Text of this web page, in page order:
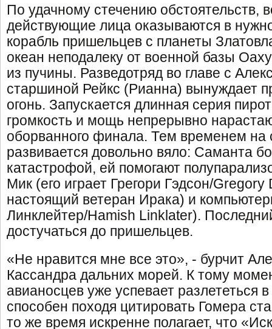
По удачному стечению обстоятельств,
действующие лица оказываются в
корабль пришельцев с планеты
океан неподалеку от военной базы
из пучины. Разведотряд во главе с
старшиной Рейкс (Рианна) вынуждает
огонь. Запускается длинная серия
громкость и мощь непрерывно
оборванного финала. Тем временем на
развивается довольно вяло: Саманта
катастрофой, ей помогают
Мик (его играет Грегори Гэдсон/Gregory
настоящий ветеран Ирака) и
Линклейтер/Hamish Linklater).
достучаться до пришельцев.
«Не нравится мне все это», - бурчит
Кассандра дальних морей. К тому
авианосцев уже успевает разлететься
способен походя цитировать Гомера
то же время искренне полагает, что